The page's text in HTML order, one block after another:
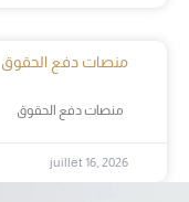
منصات دفع الحقوق
juillet 16, 2026